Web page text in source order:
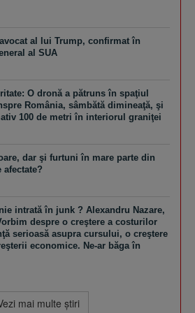
al lui Trump, confirmat în
al SUA
O dronă a pătruns în spaţiul
România, sâmbătă dimineaţă, şi
100 de metri în interiorul graniţei
dar şi furtuni în mare parte din
afectate?
intrată în junk ? Alexandru Nazare,
despre o creştere a costurilor
serioasă asupra cursului, o creştere
economice. Ne-ar băga în
mai multe ştiri